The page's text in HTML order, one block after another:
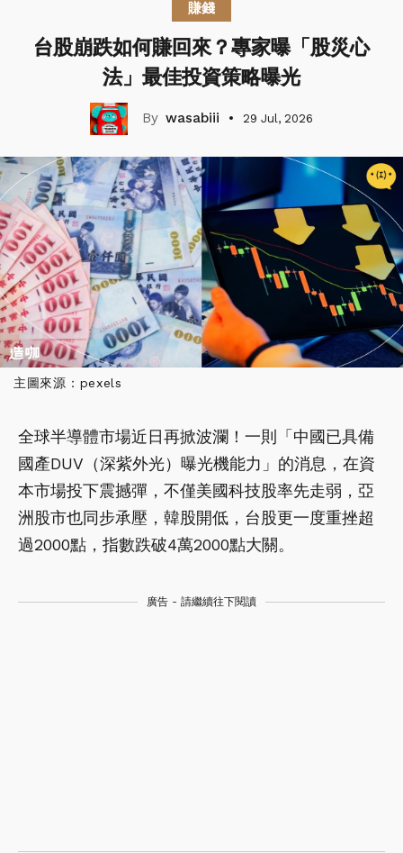
賺錢
台股崩跌如何賺回來？專家曝「股災心
法」最佳投資策略曝光
wasabiii 29 Jul, 2026
主圖來源：pexels
全球半導體市場近日再掀波瀾！一則「中國已具備
國產DUV（深紫外光）曝光機能力」的消息，在資
本市場投下震撼彈，不僅美國科技股率先走弱，亞
洲股市也同步承壓，韓股開低，台股更一度重挫超
過2000點，指數跌破4萬2000點大關。
廣告 - 請繼續往下閱讀